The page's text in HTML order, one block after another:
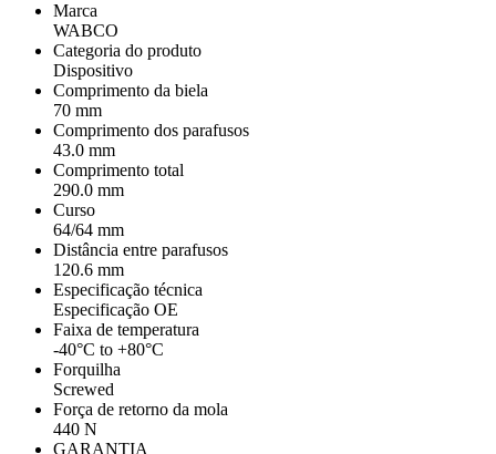
Marca
WABCO
Categoria do produto
Dispositivo
Comprimento da biela
70 mm
Comprimento dos parafusos
43.0 mm
Comprimento total
290.0 mm
Curso
64/64 mm
Distância entre parafusos
120.6 mm
Especificação técnica
Especificação OE
Faixa de temperatura
-40°C to +80°C
Forquilha
Screwed
Força de retorno da mola
440 N
GARANTIA